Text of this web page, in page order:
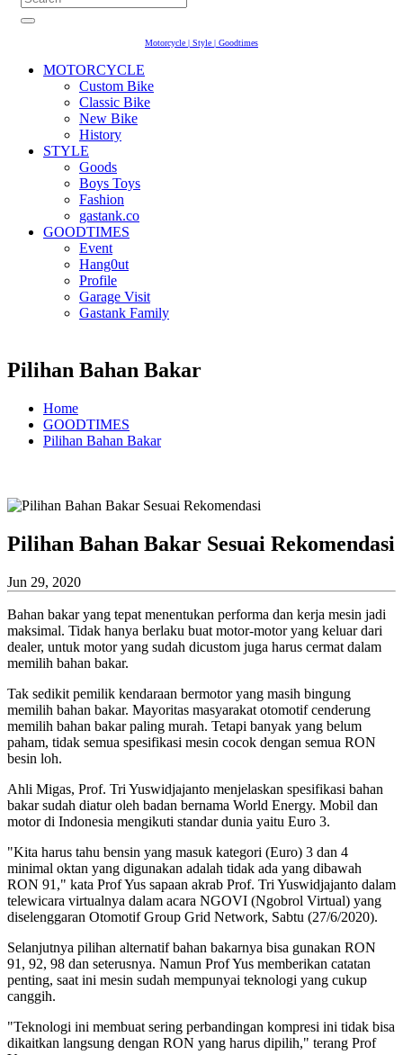
Motorcycle | Style | Goodtimes
MOTORCYCLE
Custom Bike
Classic Bike
New Bike
History
STYLE
Goods
Boys Toys
Fashion
gastank.co
GOODTIMES
Event
Hang0ut
Profile
Garage Visit
Gastank Family
Pilihan Bahan Bakar
Home
GOODTIMES
Pilihan Bahan Bakar
Pilihan Bahan Bakar Sesuai Rekomendasi
Jun 29, 2020
Bahan bakar yang tepat menentukan performa dan kerja mesin jadi
maksimal. Tidak hanya berlaku buat motor-motor yang keluar dari
dealer, untuk motor yang sudah dicustom juga harus cermat dalam
memilih bahan bakar.
Tak sedikit pemilik kendaraan bermotor yang masih bingung
memilih bahan bakar. Mayoritas masyarakat otomotif cenderung
memilih bahan bakar paling murah. Tetapi banyak yang belum
paham, tidak semua spesifikasi mesin cocok dengan semua RON
besin loh.
Ahli Migas, Prof. Tri Yuswidjajanto menjelaskan spesifikasi bahan
bakar sudah diatur oleh badan bernama World Energy. Mobil dan
motor di Indonesia mengikuti standar dunia yaitu Euro 3.
"Kita harus tahu bensin yang masuk kategori (Euro) 3 dan 4
minimal oktan yang digunakan adalah tidak ada yang dibawah
RON 91," kata Prof Yus sapaan akrab Prof. Tri Yuswidjajanto dalam
telewicara virtualnya dalam acara NGOVI (Ngobrol Virtual) yang
diselenggaran Otomotif Group Grid Network, Sabtu (27/6/2020).
Selanjutnya pilihan alternatif bahan bakarnya bisa gunakan RON
91, 92, 98 dan seterusnya. Namun Prof Yus memberikan catatan
penting, saat ini mesin sudah mempunyai teknologi yang cukup
canggih.
"Teknologi ini membuat sering perbandingan kompresi ini tidak bisa
dikaitkan langsung dengan RON yang harus dipilih," terang Prof